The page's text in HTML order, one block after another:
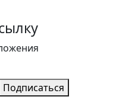
Подписаться